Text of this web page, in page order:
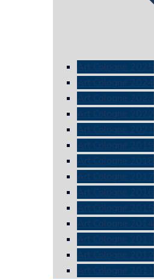
Art Cologne 2025
Art Cologne 2024
Art Cologne 2023
Art Cologne 2022
Art Cologne 2021
Art Cologne 2019
Art Cologne 2018
Art Cologne 2017
Art Cologne 2016
Art Cologne 2015
Art Cologne 2014
Art Cologne 2013
Art Cologne 2012
Art Cologne 2011